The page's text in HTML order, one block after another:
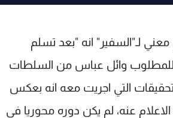
لـ"السفير" انه "بعد تسلم
للمطلوب وائل عباس من السلطات
التي اجريت معه انه بعكس
عنه، لم يكن دوره محوريا في
وظائف
شروط الإسـتخدام
سياسة الخصوصية